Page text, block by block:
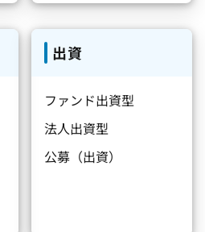
出資
ファンド出資型
法人出資型
公募（出資）